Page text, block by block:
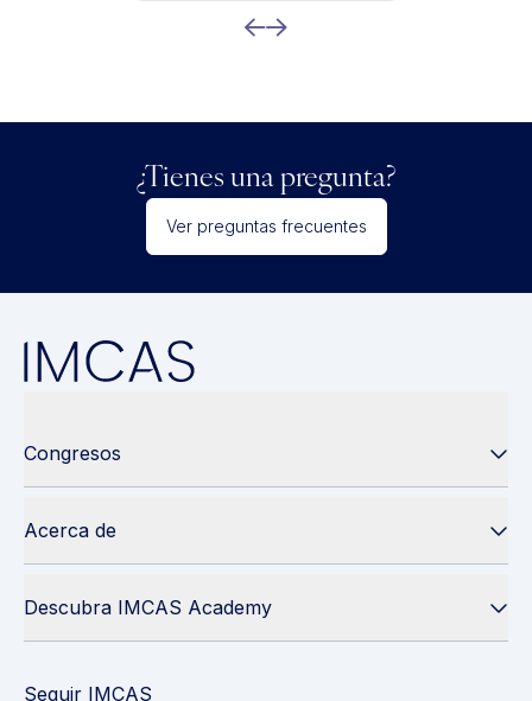
¿Tienes una pregunta?
Ver preguntas frecuentes
Congresos
Acerca de
Descubra IMCAS Academy
Seguir IMCAS